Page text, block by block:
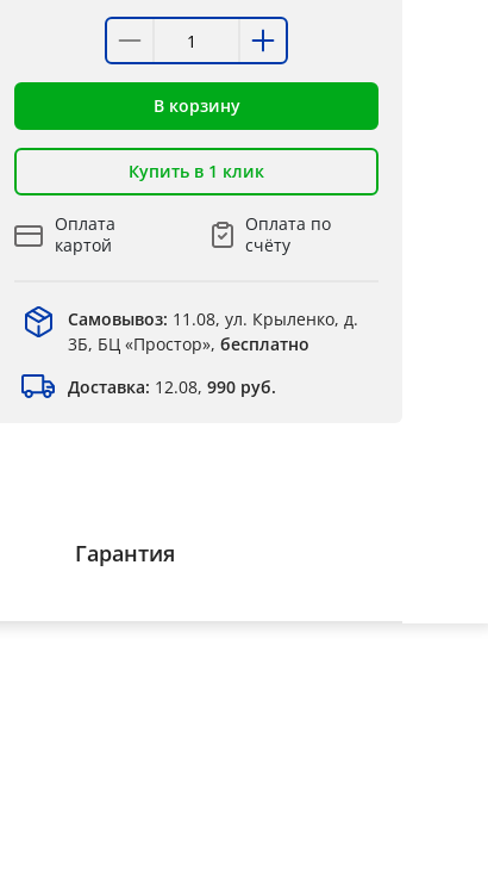
В корзину
Купить в 1 клик
Оплата
картой
Оплата по
счёту
Самовывоз: 11.08, ул. Крыленко, д.
3Б, БЦ «Простор», бесплатно
Доставка: 12.08, 990 руб.
Гарантия